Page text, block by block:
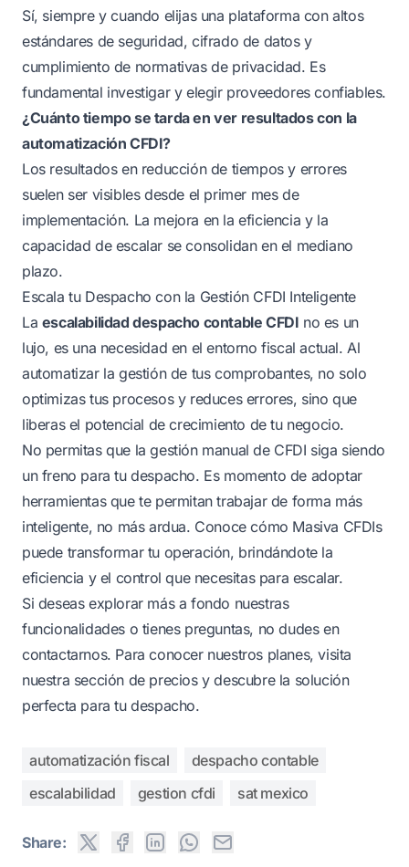
Sí, siempre y cuando elijas una plataforma con altos
estándares de seguridad, cifrado de datos y
cumplimiento de normativas de privacidad. Es
fundamental investigar y elegir proveedores confiables.
¿Cuánto tiempo se tarda en ver resultados con la
automatización CFDI?
Los resultados en reducción de tiempos y errores
suelen ser visibles desde el primer mes de
implementación. La mejora en la eficiencia y la
capacidad de escalar se consolidan en el mediano
plazo.
Escala tu Despacho con la Gestión CFDI Inteligente
La escalabilidad despacho contable CFDI no es un
lujo, es una necesidad en el entorno fiscal actual. Al
automatizar la gestión de tus comprobantes, no solo
optimizas tus procesos y reduces errores, sino que
liberas el potencial de crecimiento de tu negocio.
No permitas que la gestión manual de CFDI siga siendo
un freno para tu despacho. Es momento de adoptar
herramientas que te permitan trabajar de forma más
inteligente, no más ardua. Conoce cómo Masiva CFDIs
puede transformar tu operación, brindándote la
eficiencia y el control que necesitas para escalar.
Si deseas explorar más a fondo nuestras
funcionalidades o tienes preguntas, no dudes en
contactarnos. Para conocer nuestros planes, visita
nuestra sección de preciosy descubre la solución
perfecta para tu despacho.
automatización fiscal
despacho contable
escalabilidad
gestion cfdi sat mexico
Share: